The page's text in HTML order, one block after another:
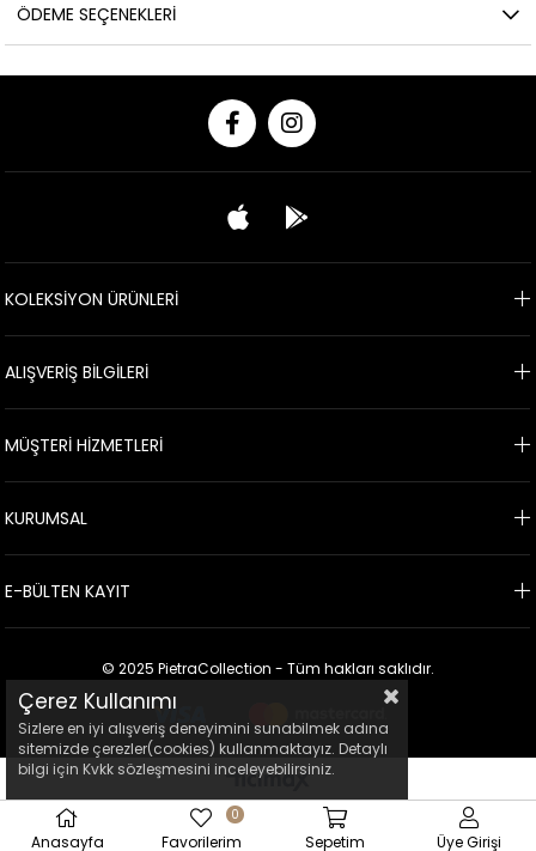
ÖDEME SEÇENEKLERI
KOLEKSİYON ÜRÜNLERİ
ALIŞVERİŞ BİLGİLERİ
MÜŞTERİ HİZMETLERİ
KURUMSAL
E-BÜLTEN KAYIT
© 2025 PietraCollection - Tüm hakları saklıdır.
Çerez Kullanımı
Sizlere en iyi alışveriş deneyimini sunabilmek adına
sitemizde çerezler(cookies) kullanmaktayız. Detaylı
bilgi için Kvkk sözleşmesini inceleyebilirsiniz.
Anasayfa Favorilerim
0
Sepetim Üye Girişi